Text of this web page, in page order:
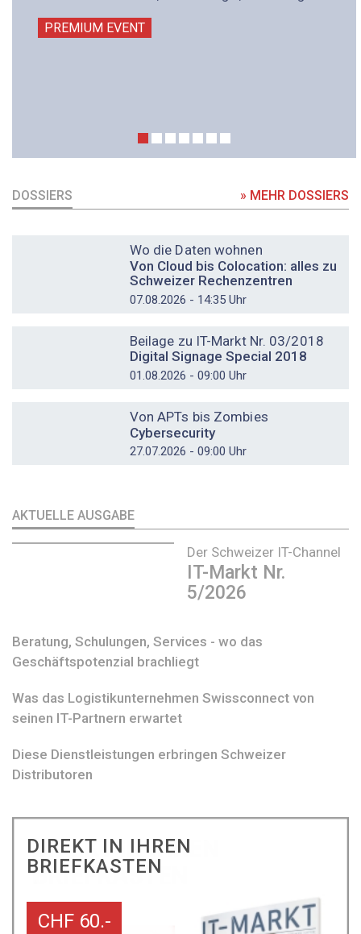
PREMIUM EVENT
DOSSIERS » MEHR DOSSIERS
Wo die Daten wohnen
Von Cloud bis Colocation: alles zu
Schweizer Rechenzentren
07.08.2026 - 14:35 Uhr
Beilage zu IT-Markt Nr. 03/2018
Digital Signage Special 2018
01.08.2026 - 09:00 Uhr
Von APTs bis Zombies
Cybersecurity
27.07.2026 - 09:00 Uhr
AKTUELLE AUSGABE
Der Schweizer IT-Channel
IT-Markt Nr.
5/2026
Beratung, Schulungen, Services - wo das
Geschäftspotenzial brachliegt
Was das Logistikunternehmen Swissconnect von
seinen IT-Partnern erwartet
Diese Dienstleistungen erbringen Schweizer
Distributoren
DIREKT IN IHREN
BRIEFKASTEN
CHF 60.-